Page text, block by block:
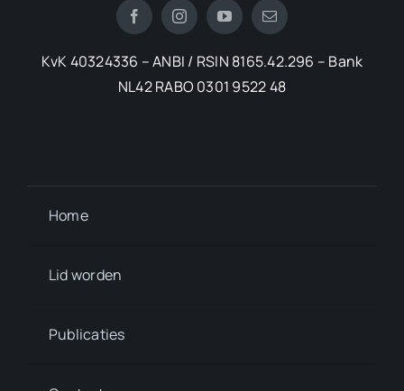
KvK 40324336 – ANBI / RSIN 8165.42.296 – Bank
NL42 RABO 0301 9522 48
Home
Lid worden
Publicaties